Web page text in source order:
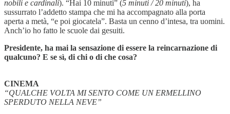
nobili e cardinali). “Hai 10 minuti” (5 minuti / 20 minuti), ha
sussurrato l’addetto stampa che mi ha accompagnato alla porta
aperta a metà, “e poi giocatela”. Basta un cenno d’intesa, tra uomini.
Anch’io ho fatto le scuole dai gesuiti.
Presidente, ha mai la sensazione di essere la reincarnazione di
qualcuno? E se sì, di chi o di che cosa?
CINEMA
“QUALCHE VOLTA MI SENTO COME UN ERMELLINO
SPERDUTO NELLA NEVE”